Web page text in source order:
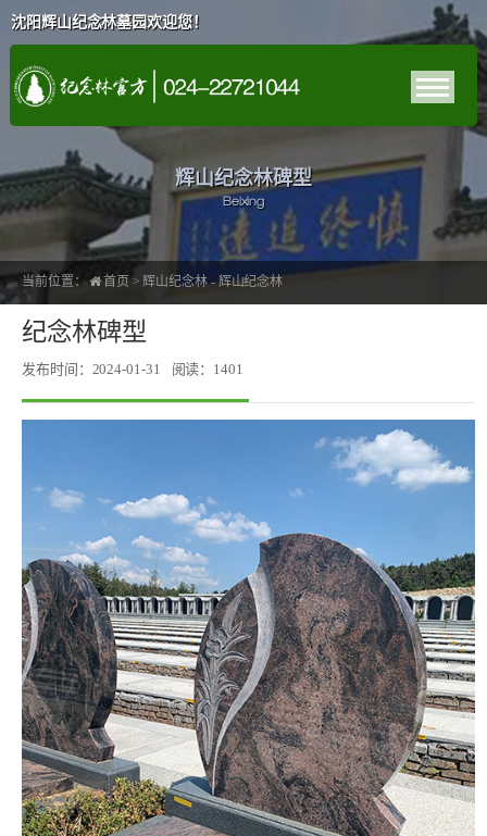
沈阳辉山纪念林墓园欢迎您！
辉山纪念林碑型
Beixing
当前位置： 首页 >辉山纪念林-辉山纪念林
纪念林碑型
发布时间：2024-01-31 阅读：1401